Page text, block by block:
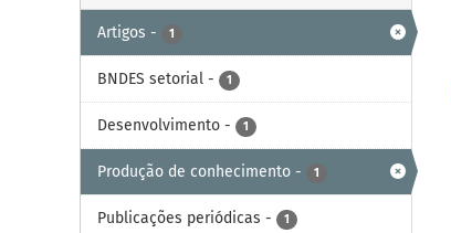
Artigos - 1
BNDES setorial - 1
Desenvolvimento - 1
Produção de conhecimento - 1
Publicações periódicas - 1